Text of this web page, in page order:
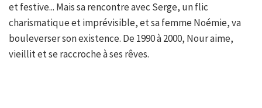
et festive... Mais sa rencontre avec Serge, un flic
charismatique et imprévisible, et sa femme Noémie, va
bouleverser son existence. De 1990 à 2000, Nour aime,
vieillit et se raccroche à ses rêves.